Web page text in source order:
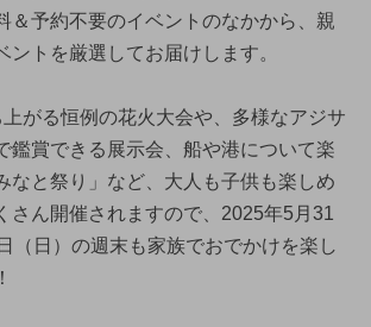
＆予約不要のイベントのなかから、親
ントを厳選してお届けします。
がる恒例の花火大会や、多様なアジサ
鑑賞できる展示会、船や港について楽
なと祭り」など、大人も子供も楽しめ
さん開催されますので、2025年5月31
（日）の週末も家族でおでかけを楽し